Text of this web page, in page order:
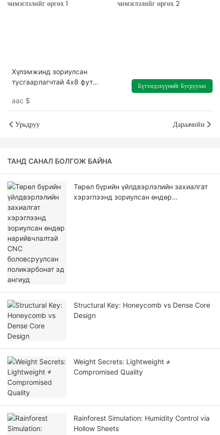
Хүлэмжинд зориулсан
тусгаарлагчтай 4х8 фут
поликарбонат хөндий хавтан
дээвэр дээврийн цонх
аас $
Бүтээгдэхүүнийг Бусруулах
Урьдруу Дараачийн
ТАНД САНАЛ БОЛГОЖ БАЙНА
Төрөл бүрийн үйлдвэрлэлийн захиалгат
хэрэглээнд зориулсан өндөр
Structural Key: Honeycomb vs Dense Core
Design
Weight Secrets: Lightweight ≠
Compromised Quality
Rainforest Simulation: Humidity Control via
Hollow Sheets